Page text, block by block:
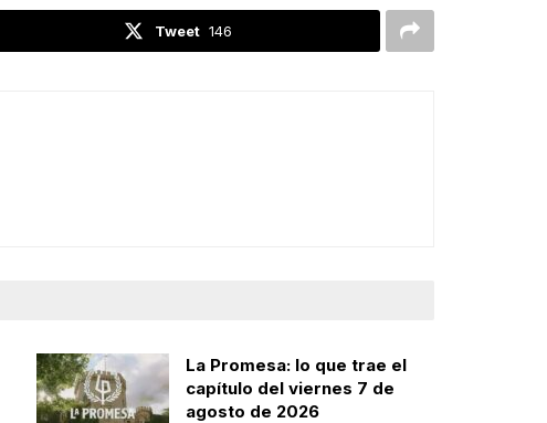
Tweet 146
La Promesa: lo que trae el
capítulo del viernes 7 de
agosto de 2026